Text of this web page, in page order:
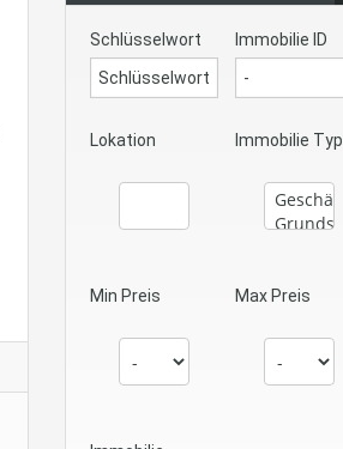
Schlüsselwort Immobilie ID
Lokation Immobilie Typ
Min Preis Max Preis